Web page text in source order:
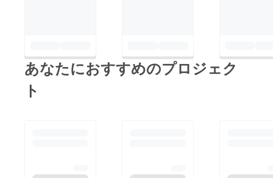
結果に甘んじず、さら
開前の6/13まで】で
あなたにおすすめのプロジェク
ト